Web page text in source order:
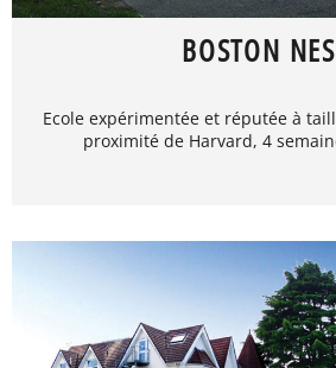
BOSTON
Ecole expérimentée et réputée à
proximité de Harvard, 4